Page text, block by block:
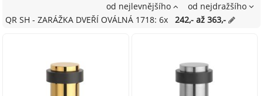
od nejlevnějšího
od nejdražšího
QR SH - ZARÁŽKA DVEŘÍ OVÁLNÁ 1718: 6x
242,- až 363,-